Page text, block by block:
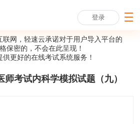
登录
联网，轻速云承诺对于用户导入平台的
保密的，不会在此呈现！
供更好的在线考试系统服务！
师考试内科学模拟试题（九）